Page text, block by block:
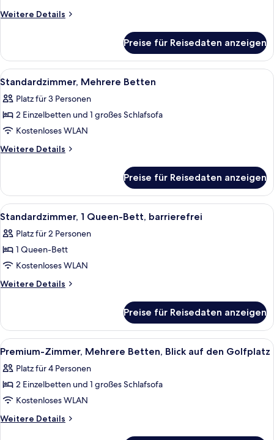
Schlafzimmer,
den
Golfplatz
(living
area)
anzeigen
Weitere Details
Weitere
1
Schlafzimmer,
Blick
den
Golfplatz
area)
Preise für Reisedaten anzeigen
Alle
Fotos
für
Standardzimmer,
Mehrere
Betten
Hochwertige Bettwaren, Minibar,
10
Standardzimmer, Mehrere Betten
Platz für 3 Personen
2 Einzelbetten und 1 großes Schlafsofa
Kostenloses WLAN
Weitere Details
Weitere
Mehrere
Betten
Preise für Reisedaten anzeigen
Alle
Fotos
für
Standardzimmer,
1
Queen-
anzeigen
Standardzimmer, 1 Queen-Bett,
8
Standardzimmer, 1 Queen-Bett, barrierefrei
Platz für 2 Personen
1 Queen-Bett
Kostenloses WLAN
Weitere Details
Weitere
1
Queen-
Bett,
Preise für Reisedaten anzeigen
Alle
Fotos
für
Premium-
Zimmer,
Mehrere
Hochwertige Bettwaren, Minibar,
16
Premium-Zimmer, Mehrere Betten, Blick auf den Golfplatz
Platz für 4 Personen
2 Einzelbetten und 1 großes Schlafsofa
Kostenloses WLAN
Weitere Details
Weitere